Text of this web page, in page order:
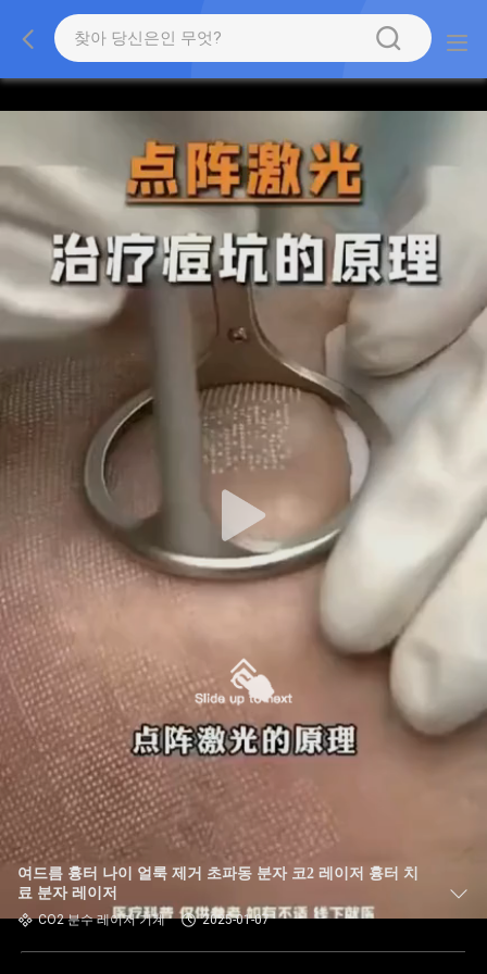
여드름 흉터 나이 얼룩 제거 초파동 분자 코2 레이저 흉터 치
료 분자 레이저
CO2 분수 레이저 기계 2025-01-07